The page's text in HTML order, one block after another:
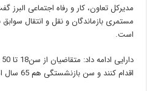
مدیرکل تعاون، کار و رفاه اجتماعی البرز
مستمری بازماندگان و نقل و انتقال
است.
اقدام کنند و سن بازنشستگی هم 65 سال است.